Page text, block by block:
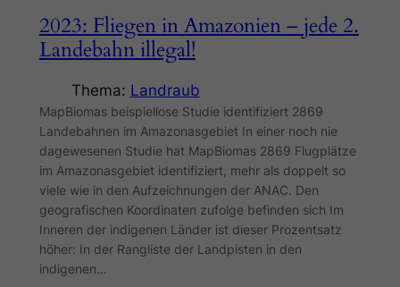
2023: Fliegen in Amazonien – jede 2.
Landebahn illegal!
Thema: Landraub
MapBiomas beispiellose Studie identifiziert 2869
Landebahnen im Amazonasgebiet In einer noch nie
dagewesenen Studie hat MapBiomas 2869 Flugplätze
im Amazonasgebiet identifiziert, mehr als doppelt so
viele wie in den Aufzeichnungen der ANAC. Den
geografischen Koordinaten zufolge befinden sich Im
Inneren der indigenen Länder ist dieser Prozentsatz
höher: In der Rangliste der Landpisten in den
indigenen…